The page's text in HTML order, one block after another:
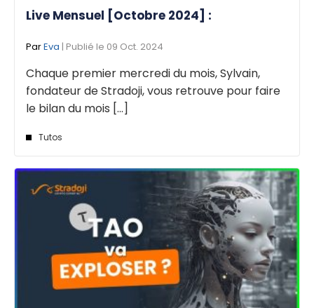
Live Mensuel [Octobre 2024] :
ParEva | Publié le 09 Oct. 2024
Chaque premier mercredi du mois, Sylvain,
fondateur de Stradoji, vous retrouve pour faire
le bilan du mois [...]
Tutos